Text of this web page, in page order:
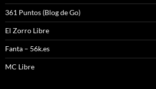
361 Puntos (Blog de Go)
El Zorro Libre
Fanta – 56k.es
MC Libre